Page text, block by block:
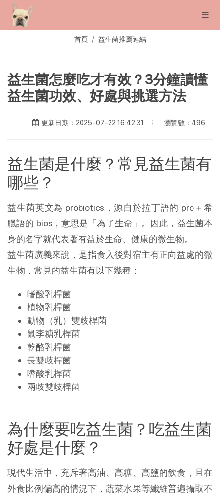
首頁 益生菌推薦連結
益生菌怎麼吃才有效？3分鐘讀懂
益生菌功效、好處與挑選方法
更新日期：2025-07-22 16:42:31 瀏覽數：496
益生菌是什麼？常見益生菌有
哪些？
益生菌英文為 probiotics，源自於拉丁語的 pro＋希
臘語的 bios，意思是「為了生命」。因此，益生菌本
身的名字就代表著有益於生命、健康的微生物。
益生菌廣義來說，是指食入後對宿主有正向益處的微
生物，常見的益生菌有以下幾種：
嗜酸乳桿菌
植物乳桿菌
動物（乳）雙歧桿菌
鼠李糖乳桿菌
乾酪乳桿菌
長雙歧桿菌
嗜酸乳桿菌
兩歧雙歧桿菌
為什麼要吃益生菌？吃益生菌
好處是什麼？
現代生活中，充斥著高油、高糖、高鹽的飲食，且在
外食比例偏高的情況下，蔬菜水果等纖維普遍攝取不